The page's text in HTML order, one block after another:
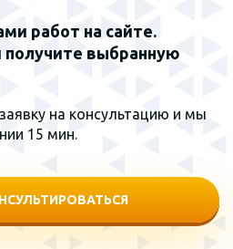
работ на сайте.
получите выбранную
на консультацию и мы
15 мин.